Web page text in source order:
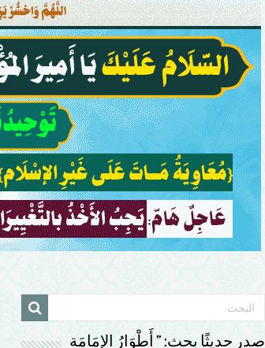
صدر حديثًا بحث: ” أَطْوَارُ الإمَامَة